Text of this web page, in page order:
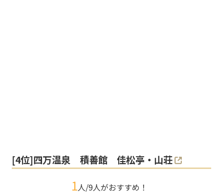
[4位]四万温泉 積善館 佳松亭・山荘
1人/9人がおすすめ！